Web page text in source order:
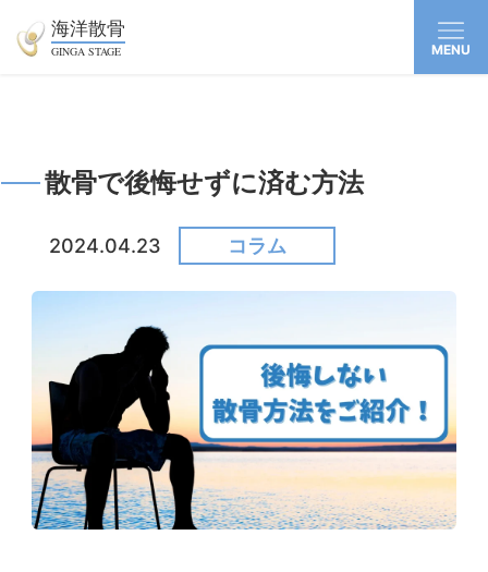
海洋散骨
GINGA STAGE MENU
散骨で後悔せずに済む方法
2024.04.23 コラム